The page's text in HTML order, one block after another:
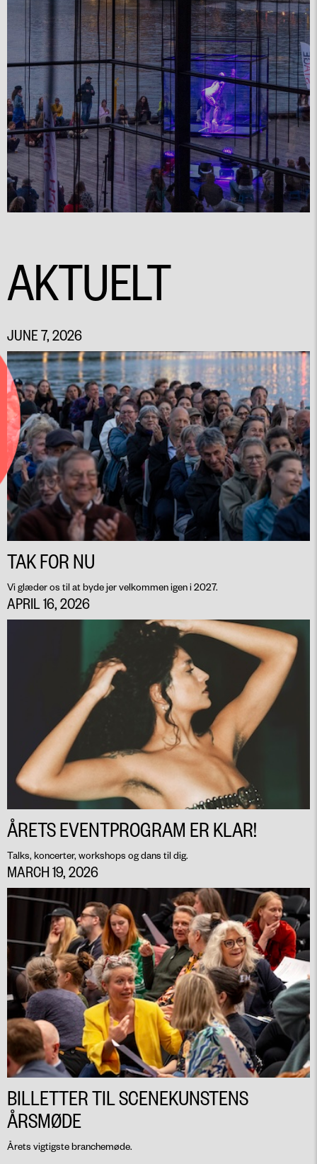
AKTUELT
JUNE 7, 2026
TAK FOR NU
Vi glæder os til at byde jer velkommen igen i 2027.
APRIL 16, 2026
ÅRETS EVENTPROGRAM ER KLAR!
Talks, koncerter, workshops og dans til dig.
MARCH 19, 2026
BILLETTER TIL SCENEKUNSTENS
ÅRSMØDE
Årets vigtigste branchemøde.